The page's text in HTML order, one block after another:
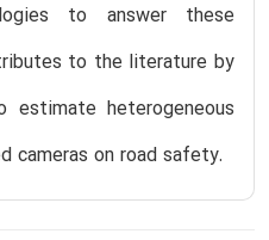
to answer these
to the literature by
estimate heterogeneous
on road safety.